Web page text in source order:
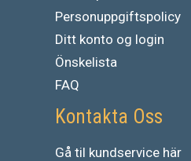
Personuppgiftspolicy
Ditt konto og login
Önskelista
FAQ
Kontakta Oss
Gå til kundservice här